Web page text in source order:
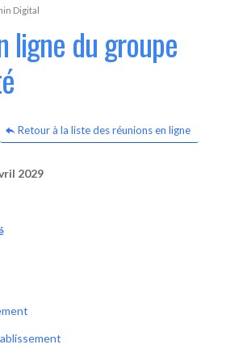
Digital
ligne du groupe
Retour à la liste des réunions en ligne
2029